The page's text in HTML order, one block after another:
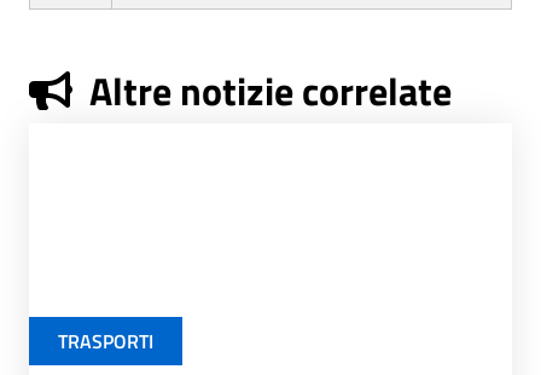
Altre notizie correlate
TRASPORTI